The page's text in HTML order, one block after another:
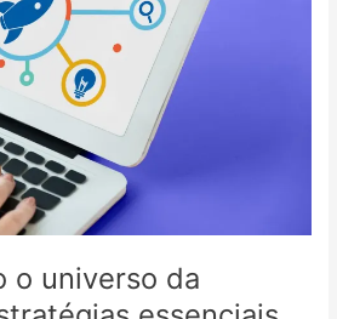
o universo da